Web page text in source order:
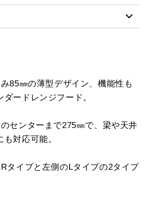
¥7,150（税抜価格 ￥
¥7,150（税抜価格 ￥
¥8,470（税抜価格 ￥
スクロールできます
スクロールできます
85㎜の薄型デザイン、機能性も
ードレンジフード。
センターまで275㎜で、梁や天井
対応可能。
タイプと左側のLタイプの2タイプ